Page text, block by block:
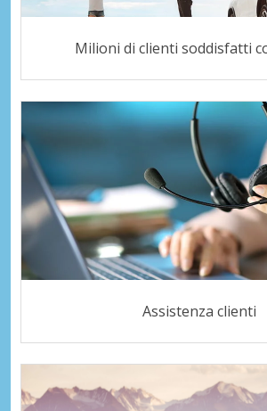
Milioni di clienti soddisfatti
Assistenza clienti